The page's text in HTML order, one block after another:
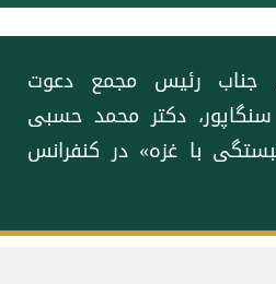
جناب رئیس مجمع دعوت
دکتر محمد حسبی
با غزه» در کنفرانس